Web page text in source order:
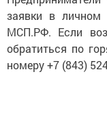
заявки в личном
МСП.РФ. Если
обратиться по
номеру +7 (843)